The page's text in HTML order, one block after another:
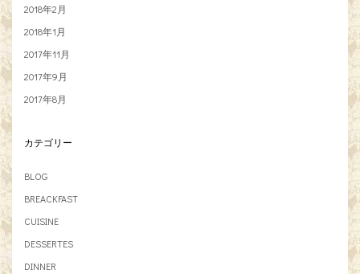
2018年2月
2018年1月
2017年11月
2017年9月
2017年8月
カテゴリー
BLOG
BREACKFAST
CUISINE
DESSERTES
DINNER